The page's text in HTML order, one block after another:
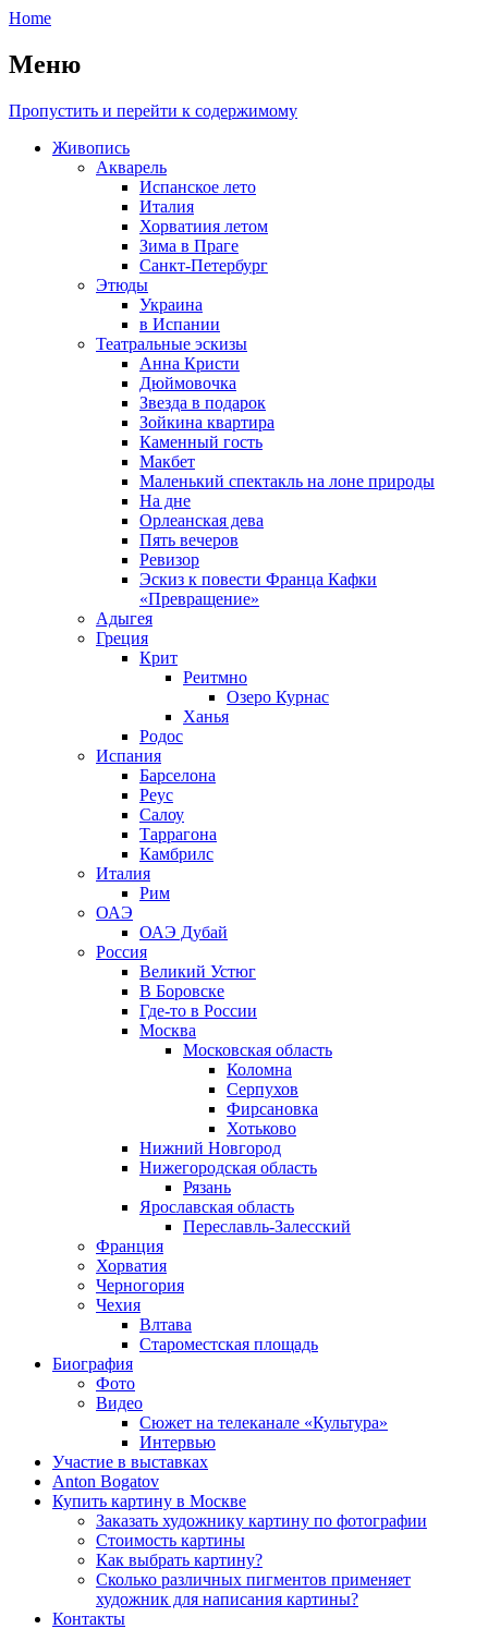
Home
Меню
Пропустить и перейти к содержимому
Живопись
Акварель
Испанское лето
Италия
Хорватиия летом
Зима в Праге
Санкт-Петербург
Этюды
Украина
в Испании
Театральные эскизы
Анна Кристи
Дюймовочка
Звезда в подарок
Зойкина квартира
Каменный гость
Макбет
Маленький спектакль на лоне природы
На дне
Орлеанская дева
Пять вечеров
Ревизор
Эскиз к повести Франца Кафки
«Превращение»
Адыгея
Греция
Крит
Реитмно
Озеро Курнас
Ханья
Родос
Испания
Барселона
Реус
Салоу
Таррагона
Камбрилс
Италия
Рим
ОАЭ
ОАЭ Дубай
Россия
Великий Устюг
В Боровске
Где-то в России
Москва
Московская область
Коломна
Серпухов
Фирсановка
Хотьково
Нижний Новгород
Нижегородская область
Рязань
Ярославская область
Переславль-Залесский
Франция
Хорватия
Черногория
Чехия
Влтава
Староместская площадь
Биография
Фото
Видео
Сюжет на телеканале «Культура»
Интервью
Участие в выставках
Anton Bogatov
Купить картину в Москве
Заказать художнику картину по фотографии
Стоимость картины
Как выбрать картину?
Сколько различных пигментов применяет
художник для написания картины?
Контакты